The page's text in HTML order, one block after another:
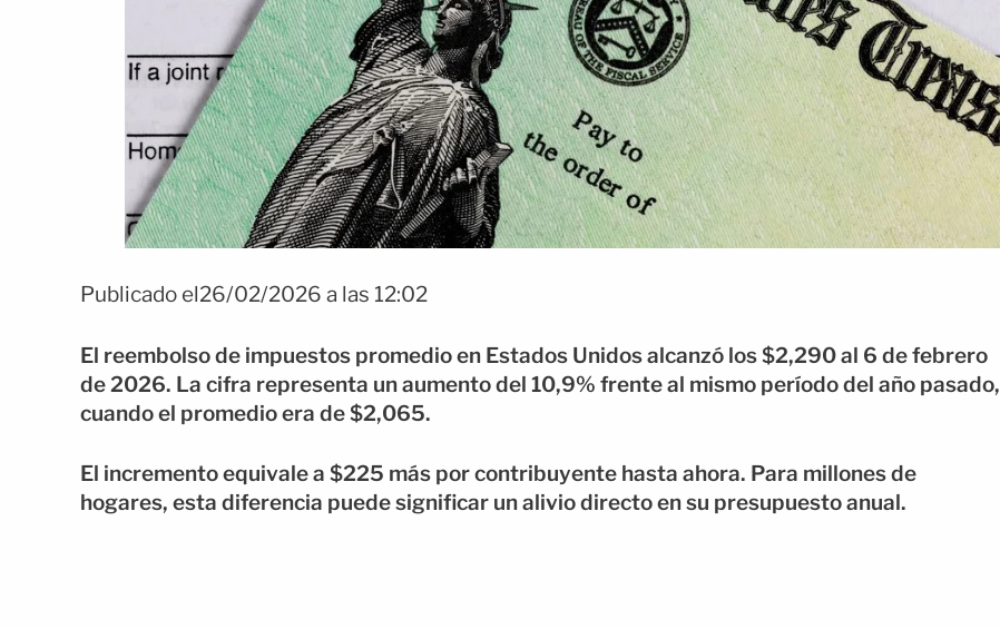
Publicado el26/02/2026 a las 12:02
El reembolso de impuestos promedio en Estados Unidos alcanzó los $2,290 al 6 de febrero
de 2026. La cifra representa un aumento del 10,9% frente al mismo período del año pasado,
cuando el promedio era de $2,065.
El incremento equivale a $225 más por contribuyente hasta ahora. Para millones de
hogares, esta diferencia puede significar un alivio directo en su presupuesto anual.